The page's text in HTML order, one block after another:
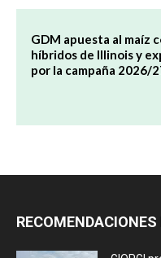
GDM apuesta al maíz
híbridos de Illinois y
por la campaña 2026/
RECOMENDACIONES